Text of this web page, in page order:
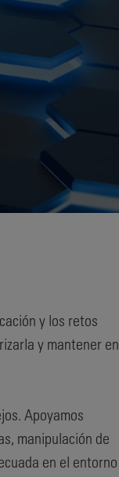
y los retos
y mantener en
Apoyamos
manipulación de
en el entorno